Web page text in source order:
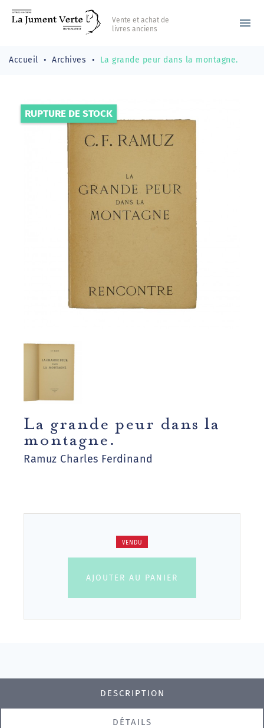
Vente et achat de
livres anciens
menu
Accueil Archives La grande peur dans la montagne‎.
RUPTURE DE STOCK
La grande peur dans la
montagne‎.
Ramuz Charles Ferdinand
VENDU
AJOUTER AU PANIER
DESCRIPTION
DÉTAILS